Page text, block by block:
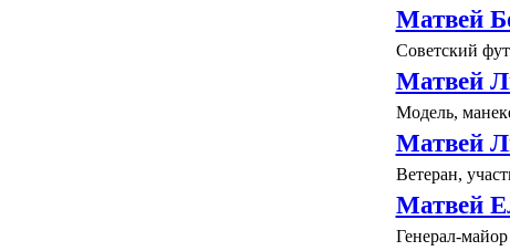
Матвей
Советский
Матвей
Модель,
Матвей
Ветеран,
Матвей
Генерал-